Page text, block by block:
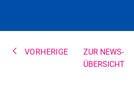
VORHERIGE
ZUR NEWS-
ÜBERSICHT